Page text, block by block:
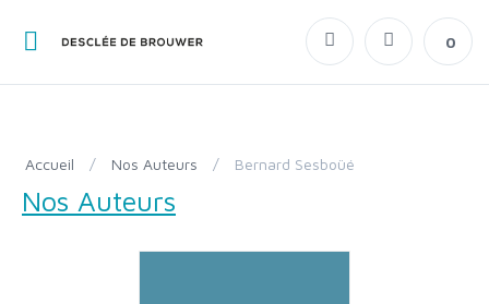
0
Accueil / Nos Auteurs / Bernard Sesboüé
Nos Auteurs